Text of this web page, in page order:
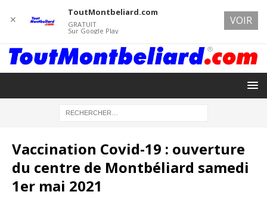
Vaccination Covid-19 : ouverture
du centre de Montbéliard samedi
1er mai 2021
✕
ToutMontbeliard.com
GRATUIT
Sur Google Play
VOIR